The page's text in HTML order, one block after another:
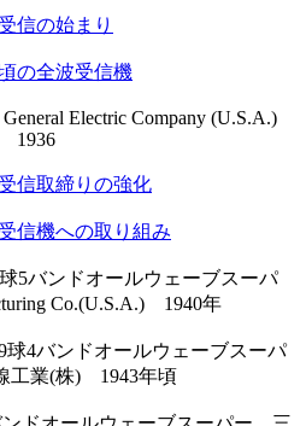
信の始まり
の全波受信機
General Electric Company (U.S.A.)
1936
信取締りの強化
信機への取り組み
5バンドオールウェーブスーパ
Co.(U.S.A.) 1940年
バンドオールウェーブスーパ
工業(株) 1943年頃